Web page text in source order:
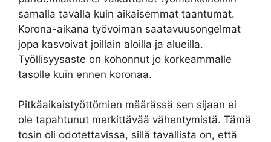
samalla tavalla kuin aikaisemmat taantumat.
Korona-aikana työvoiman saatavuusongelmat
jopa kasvoivat joillain aloilla ja alueilla.
Työllisyysaste on kohonnut jo korkeammalle
tasolle kuin ennen koronaa.
Pitkäaikaistyöttömien määrässä sen sijaan ei
ole tapahtunut merkittävää vähentymistä. Tämä
tosin oli odotettavissa, sillä tavallista on, että